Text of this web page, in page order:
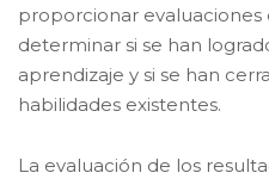
proporcionar evaluaciones
determinar si se han
aprendizaje y si se han
habilidades existentes.
La evaluación de los